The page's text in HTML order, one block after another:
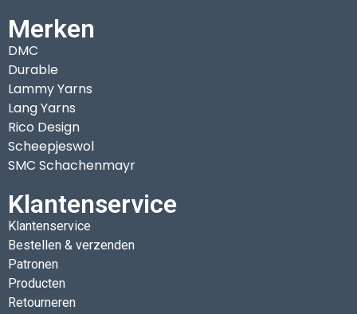
Merken
DMC
Durable
Lammy Yarns
Lang Yarns
Rico Design
Scheepjeswol
SMC Schachenmayr
Klantenservice
Klantenservice
Bestellen & verzenden
Patronen
Producten
Retourneren